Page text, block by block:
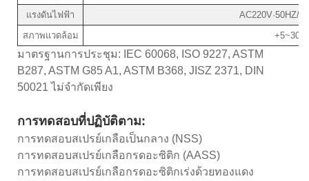
แรงดันไฟฟ้า
AC220V·50HZ/
สภาพแวดล้อม
+5~30℃
มาตรฐานการประชุม: IEC 60068, ISO 9227, ASTM
B287, ASTM G85 A1, ASTM B368, JISZ 2371, DIN
50021 ไม่จำกัดเพียง
การทดสอบที่ปฏิบัติตาม:
การทดสอบสเปรย์เกลือเป็นกลาง (NSS)
การทดสอบสเปรย์เกลือกรดอะซิติก (AASS)
การทดสอบสเปรย์เกลือกรดอะซิติกเร่งด้วยทองแดง